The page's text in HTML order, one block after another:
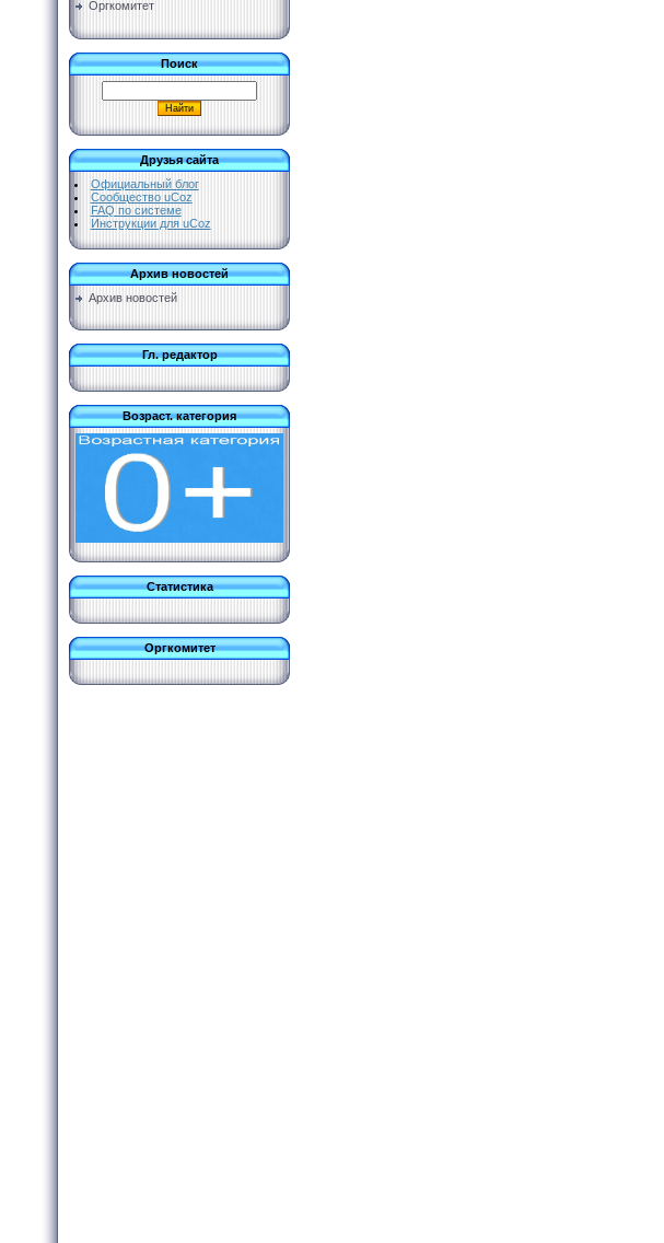
Оргкомитет
Поиск
Друзья сайта
Официальный блог
Сообщество uCoz
FAQ по системе
Инструкции для uCoz
Архив новостей
Архив новостей
Гл. редактор
Возраст. категория
Статистика
Оргкомитет